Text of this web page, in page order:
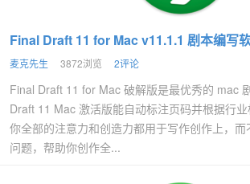
Final Draft 11 for Mac v11.1.1 剧本编写
麦克先生 3872浏览 2评论
Final Draft 11 for Mac 破解版是最优秀的 mac
Draft 11 Mac 激活版能自动标注页码并根据行
你全部的注意力和创造力都用于写作创作上，
问题，帮助你创作全...